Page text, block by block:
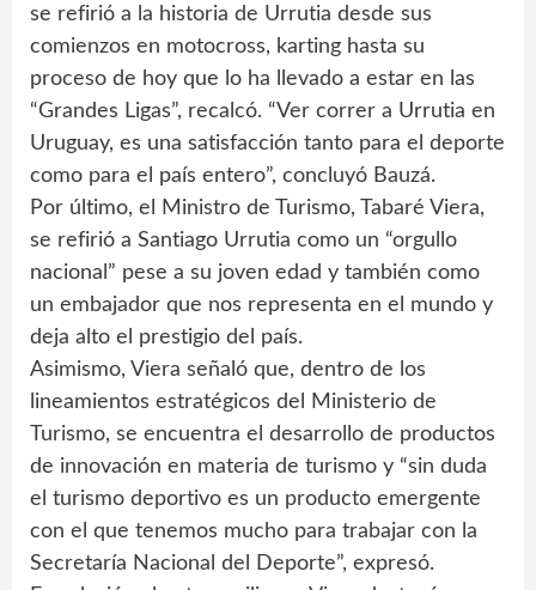
se refirió a la historia de Urrutia desde sus
comienzos en motocross, karting hasta su
proceso de hoy que lo ha llevado a estar en las
“Grandes Ligas”, recalcó. “Ver correr a Urrutia en
Uruguay, es una satisfacción tanto para el deporte
como para el país entero”, concluyó Bauzá.
Por último, el Ministro de Turismo, Tabaré Viera,
se refirió a Santiago Urrutia como un “orgullo
nacional” pese a su joven edad y también como
un embajador que nos representa en el mundo y
deja alto el prestigio del país.
Asimismo, Viera señaló que, dentro de los
lineamientos estratégicos del Ministerio de
Turismo, se encuentra el desarrollo de productos
de innovación en materia de turismo y “sin duda
el turismo deportivo es un producto emergente
con el que tenemos mucho para trabajar con la
Secretaría Nacional del Deporte”, expresó.